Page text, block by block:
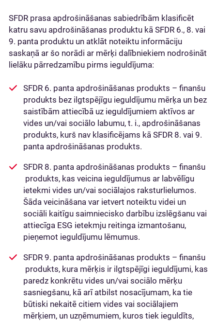
SFDR prasa apdrošināšanas sabiedrībām klasificēt
katru savu apdrošināšanas produktu kā SFDR 6., 8. vai
9. panta produktu un atklāt noteiktu informāciju
saskaņā ar šo norādi ar mērķi dalībniekiem nodrošināt
lielāku pārredzamību pirms ieguldījuma:
SFDR 6. panta apdrošināšanas produkts – finanšu
produkts bez ilgtspējīgu ieguldījumu mērķa un bez
saistībām attiecībā uz ieguldījumiem aktīvos ar
vides un/vai sociālo labumu, t. i., apdrošināšanas
produkts, kurš nav klasificējams kā SFDR 8. vai 9.
panta apdrošināšanas produkts.
SFDR 8. panta apdrošināšanas produkts – finanšu
produkts, kas veicina ieguldījumus ar labvēlīgu
ietekmi vides un/vai sociālajos raksturlielumos.
Šāda veicināšana var ietvert noteiktu videi un
sociāli kaitīgu saimniecisko darbību izslēgšanu vai
attiecīga ESG ietekmju reitinga izmantošanu,
pieņemot ieguldījumu lēmumus.
SFDR 9. panta apdrošināšanas produkts – finanšu
produkts, kura mērķis ir ilgtspējīgi ieguldījumi, kas
paredz konkrētu vides un/vai sociālo mērķu
sasniegšanu, kā arī atbilst nosacījumam, ka tie
būtiski nekaitē citiem vides vai sociālajiem
mērķiem, un uzņēmumiem, kuros tiek ieguldīts,